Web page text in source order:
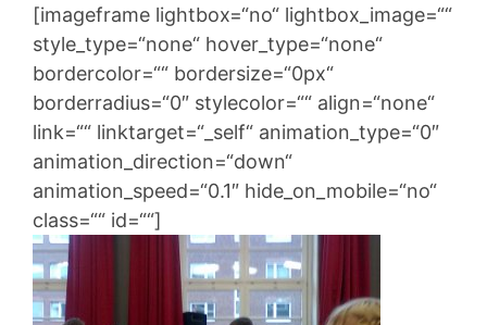
[imageframe lightbox=“no“ lightbox_image=““
style_type=“none“ hover_type=“none“
bordercolor=““ bordersize=“0px“
borderradius=“0″ stylecolor=““ align=“none“
link=““ linktarget=“_self“ animation_type=“0″
animation_direction=“down“
animation_speed=“0.1″ hide_on_mobile=“no“
class=““ id=““]